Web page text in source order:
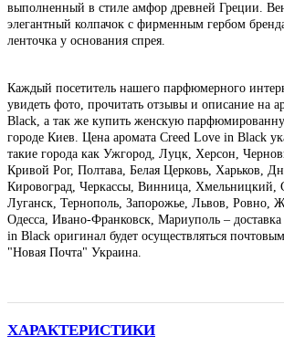
выполненный в стиле амфор древней Греции.
элегантный колпачок с фирменным гербом
ленточка у основания спрея.
Каждый посетитель нашего парфюмерного
увидеть фото, прочитать отзывы и описание на
Black, а так же купить женскую
городе Киев. Цена аромата Creed Love in Black
такие города как Ужгород, Луцк, Херсон,
Кривой Рог, Полтава, Белая Церковь, Харьков,
Кировоград, Черкассы, Винница, Хмельницкий,
Луганск, Тернополь, Запорожье, Львов, Ровно,
Одесса, Ивано-Франковск, Мариуполь – доставка
in Black оригинал будет осуществляться
"Новая Почта" Украина.
ХАРАКТЕРИСТИКИ